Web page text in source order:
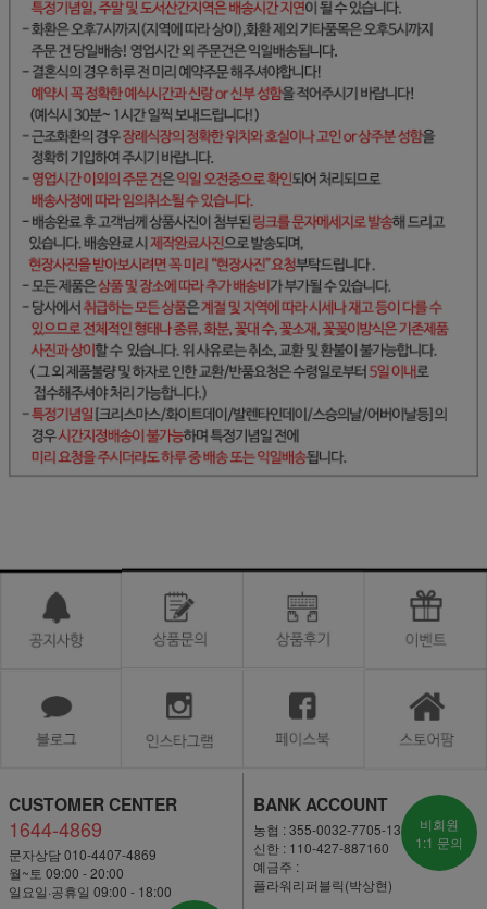
CUSTOMER CENTER
1644-4869
문자상담 010-4407-4869
월~토 09:00 - 20:00
일요일·공휴일 09:00 - 18:00
BANK ACCOUNT
농협 : 355-0032-7705-13
신한 : 110-427-887160
예금주 :
플라워리퍼블릭(박상현)
비회원
1:1 문의